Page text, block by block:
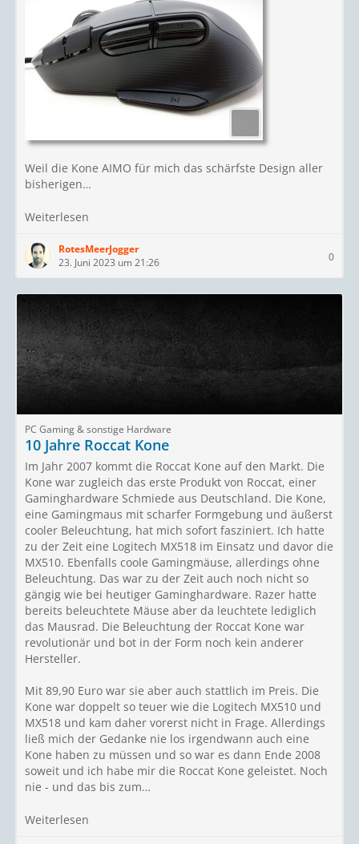
Weil die Kone AIMO für mich das schärfste Design aller
bisherigen…
Weiterlesen
RotesMeerJogger
23. Juni 2023 um 21:26
0
PC Gaming & sonstige Hardware
10 Jahre Roccat Kone
Im Jahr 2007 kommt die Roccat Kone auf den Markt. Die
Kone war zugleich das erste Produkt von Roccat, einer
Gaminghardware Schmiede aus Deutschland. Die Kone,
eine Gamingmaus mit scharfer Formgebung und äußerst
cooler Beleuchtung, hat mich sofort fasziniert. Ich hatte
zu der Zeit eine Logitech MX518 im Einsatz und davor die
MX510. Ebenfalls coole Gamingmäuse, allerdings ohne
Beleuchtung. Das war zu der Zeit auch noch nicht so
gängig wie bei heutiger Gaminghardware. Razer hatte
bereits beleuchtete Mäuse aber da leuchtete lediglich
das Mausrad. Die Beleuchtung der Roccat Kone war
revolutionär und bot in der Form noch kein anderer
Hersteller.
Mit 89,90 Euro war sie aber auch stattlich im Preis. Die
Kone war doppelt so teuer wie die Logitech MX510 und
MX518 und kam daher vorerst nicht in Frage. Allerdings
ließ mich der Gedanke nie los irgendwann auch eine
Kone haben zu müssen und so war es dann Ende 2008
soweit und ich habe mir die Roccat Kone geleistet. Noch
nie - und das bis zum…
Weiterlesen